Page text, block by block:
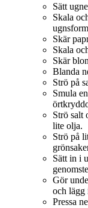
Sätt
Skala
Skär
Skala
Skär
Blanda
Strö på
Smula
Strö salt
lite olja.
Strö på
Sätt in i
Gör
och lägg
Pressa